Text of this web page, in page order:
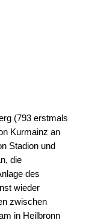
(793 erstmals
Kurmainz an
Stadion und
die
des
wieder
zwischen
in Heilbronn